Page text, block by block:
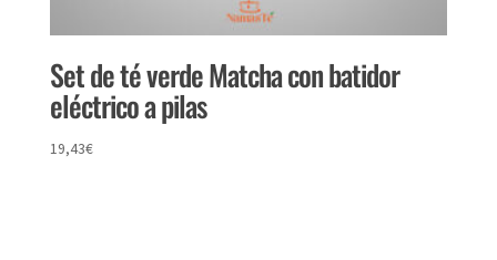
Set de té verde Matcha con batidor
eléctrico a pilas
19,43€